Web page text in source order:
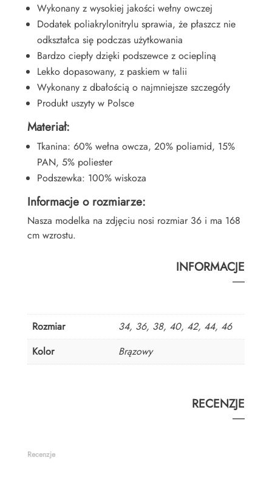
Wykonany z wysokiej jakości wełny owczej
Dodatek poliakrylonitrylu sprawia, że płaszcz nie
odkształca się podczas użytkowania
Bardzo ciepły dzięki podszewce z ociepliną
Lekko dopasowany, z paskiem w talii
Wykonany z dbałością o najmniejsze szczegóły
Produkt uszyty w Polsce
Materiał:
Tkanina: 60% wełna owcza, 20% poliamid, 15%
PAN, 5% poliester
Podszewka: 100% wiskoza
Informacje o rozmiarze:
Nasza modelka na zdjęciu nosi rozmiar 36 i ma 168
cm wzrostu.
INFORMACJE
Rozmiar
34, 36, 38, 40, 42, 44, 46
Kolor
Brązowy
RECENZJE
Recenzje